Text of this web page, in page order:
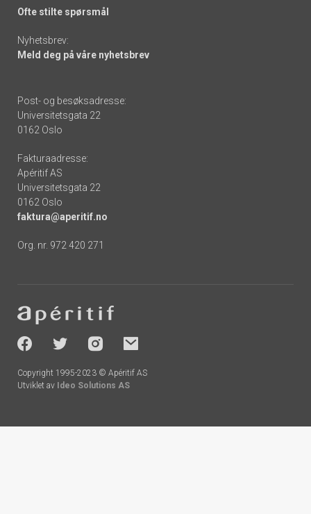
Ofte stilte spørsmål
Nyhetsbrev:
Meld deg på våre nyhetsbrev
Post- og besøksadresse:
Universitetsgata 22
0162 Oslo
Fakturaadresse:
Apéritif AS
Universitetsgata 22
0162 Oslo
faktura@aperitif.no
Org. nr. 972 420 271
-
socials
Copyright 1995-2023 © Apéritif AS
Utviklet av Ideo Solutions AS